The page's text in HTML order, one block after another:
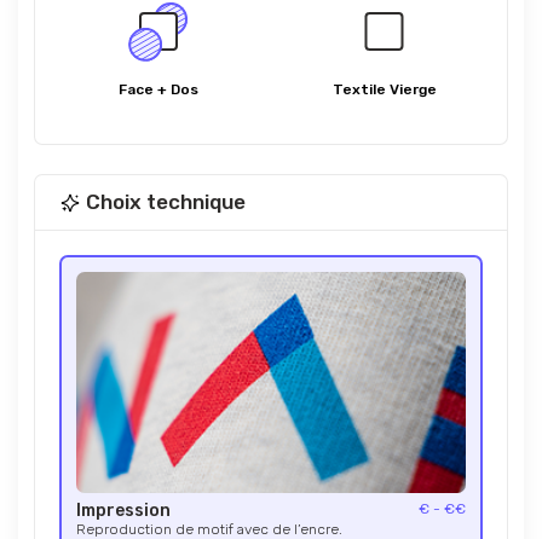
Face + Dos Textile Vierge
Choix technique
Impression
€ - €€
Reproduction de motif avec de l’encre.